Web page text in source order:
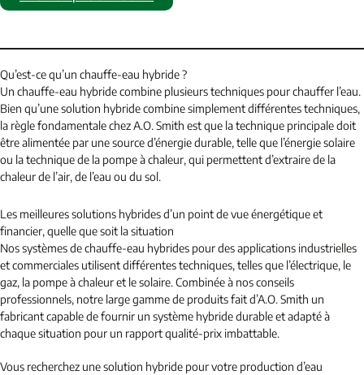
Qu’est-ce qu’un chauffe-eau hybride ?
Un chauffe-eau hybride combine plusieurs techniques pour chauffer l’eau.
Bien qu’une solution hybride combine simplement différentes techniques,
la règle fondamentale chez A.O. Smith est que la technique principale doit
être alimentée par une source d’énergie durable, telle que l’énergie solaire
ou la technique de la pompe à chaleur, qui permettent d’extraire de la
chaleur de l’air, de l’eau ou du sol.
Les meilleures solutions hybrides d’un point de vue énergétique et
financier, quelle que soit la situation
Nos systèmes de chauffe-eau hybrides pour des applications industrielles
et commerciales utilisent différentes techniques, telles que l’électrique, le
gaz, la pompe à chaleur et le solaire. Combinée à nos conseils
professionnels, notre large gamme de produits fait d’A.O. Smith un
fabricant capable de fournir un système hybride durable et adapté à
chaque situation pour un rapport qualité-prix imbattable.
Vous recherchez une solution hybride pour votre production d’eau